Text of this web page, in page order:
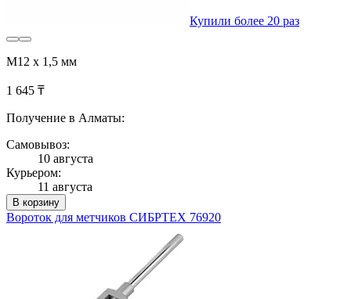
Купили более 20 раз
М12 х 1,5 мм
1 645 ₸
Получение в Алматы:
Самовывоз:
10 августа
Курьером:
11 августа
В корзину
Вороток для метчиков СИБРТЕХ 76920